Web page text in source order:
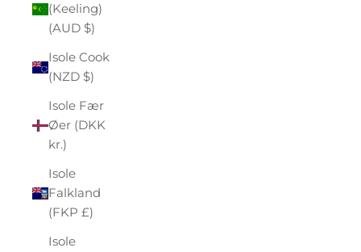
(Keeling)
(AUD $)
Isole Cook
(NZD $)
Isole Fær
Øer (DKK
kr.)
Isole
Falkland
(FKP £)
Isole